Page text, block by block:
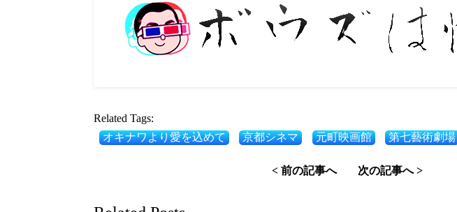
Related Tags:
オキナワより愛を込めて
京都シネマ 元町映画館 第七藝術劇場
< 前の記事へ 次の記事へ >